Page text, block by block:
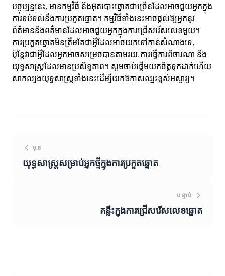
បច្ចុប្បន្ននេះ, មានកម្មវិធី និងអ៊ុតបោះឆ្នោតជាច្រើនដែលអាចជួយអ្នកក្នុង
ការទប់ទល់នឹងការប្រកួតឆ្នោត។ កម្មវិធីទាំងនេះអាចផ្តល់ឱ្យអ្នកនូវ
ព័ត៌មាននិងពត៌មានដែលអាចជួយអ្នកក្នុងការជ្រើសរើសលេខមួយ។
ការប្រកួតឆ្នោតមិនត្រឹមតែជាអ្វីដែលអាចយកទៅកាន់សំណាងទេ,
ប៉ុន្តែវាជាអ្វីដែលអ្នកអាចសម្រេចបានតាមរយៈការធ្វើការពិចារណា និង
យុទ្ធសាស្ត្រដែលមានប្រសិទ្ធភាព។ សូមចាប់ផ្តើមយកចិត្តទុកដាក់ហើយ
សាកល្បងយុទ្ធសាស្ត្រទាំងនេះដើម្បីយកឱកាសឈ្នះខ្ពស់អស្ចារ្យ។
មុន
យុទ្ធសាស្ត្រសម្រាប់អ្នកថ្មីក្នុងការប្រកួតឆ្នោត
បន្ទាប់
គន្លឹះក្នុងការជ្រើសរើសលេខឆ្នោត